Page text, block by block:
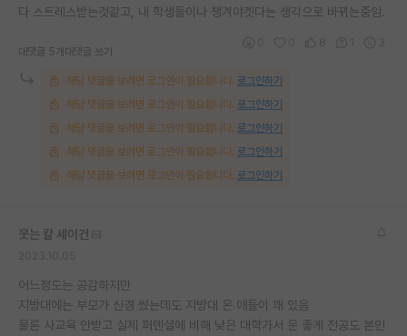
다 스트레스받는것같고, 내 학생들이나 챙겨야겟다는 생각으로 바뀌는중임.
대댓글 5개 대댓글 쓰기
해당 댓글을 보려면 로그인이 필요합니다. 로그인하기
해당 댓글을 보려면 로그인이 필요합니다. 로그인하기
해당 댓글을 보려면 로그인이 필요합니다. 로그인하기
해당 댓글을 보려면 로그인이 필요합니다. 로그인하기
해당 댓글을 보려면 로그인이 필요합니다. 로그인하기
웃는 칼 세이건
어느정도는 공감하지만
지방대에는 부모가 신경 썼는데도 지방대 온 애들이 꽤 있음
물론 사교육 안받고 실제 퍼텐셜에 비해 낮은 대학가서 운 좋게 전공도 본인